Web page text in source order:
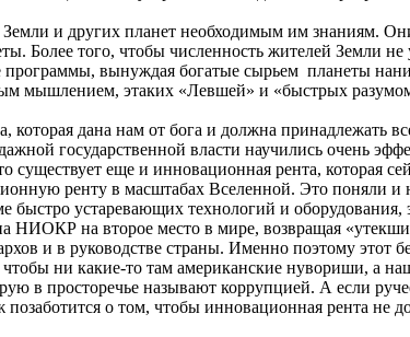
и других планет необходимым им знаниям.
Более того, чтобы численность жителей Земли
программы, вынуждая богатые сырьем планеты
мышлением, этаких «Левшей» и «быстрых
которая дана нам от бога и должна принадлежать
государственной власти научились очень
еще и инновационная рента, которая
ренту в масштабах Вселенной. Это поняли и
устаревающих технологий и
НИОКР на второе место в мире, возвращая
и в руководстве страны.Именно поэтому этот
ни какие-то там американские нувориши, а
в просторечье называют коррупцией. А если
о том, чтобы инновационная рента не